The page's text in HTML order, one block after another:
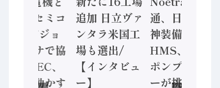
ソニーセミコ
ン AIビジョ
ンセンサで協
業 / IDEC、
安全に動かす
追加 日立ヴァ
ンタラ米国工
場も選出/
【インタビュ
ー】
通、日立 / 兵
神装備 ×
HMS、老舗
ポンプメーカ
ーが挑むデー